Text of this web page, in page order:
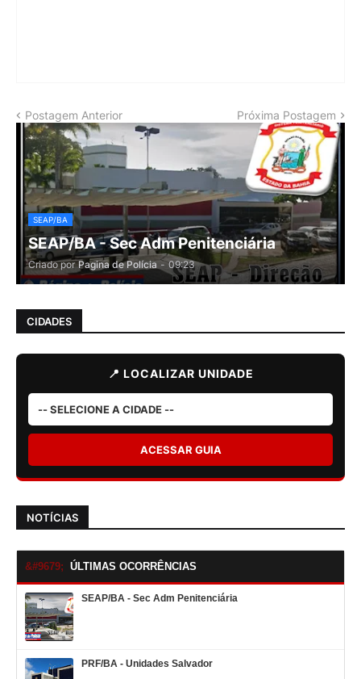
Postagem Anterior Próxima Postagem
SEAP/BA
SEAP/BA - Sec Adm Penitenciária
Criado por Pagina de Polícia - 09:23
CIDADES
📍 LOCALIZAR UNIDADE
ACESSAR GUIA
NOTÍCIAS
ÚLTIMAS OCORRÊNCIAS
SEAP/BA - Sec Adm Penitenciária
PRF/BA - Unidades Salvador